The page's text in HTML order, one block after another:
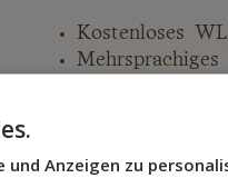
Kostenloses
Touristische
Tägliche
Anzeigen zu